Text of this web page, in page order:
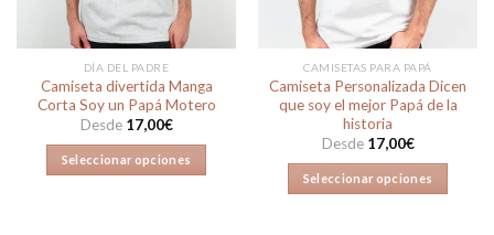
DÍA DEL PADRE
Camiseta divertida Manga
Corta Soy un Papá Motero
Desde 17,00€
Seleccionar opciones
CAMISETAS PARA PAPÁ
Camiseta Personalizada Dicen
que soy el mejor Papá de la
historia
Desde 17,00€
Seleccionar opciones